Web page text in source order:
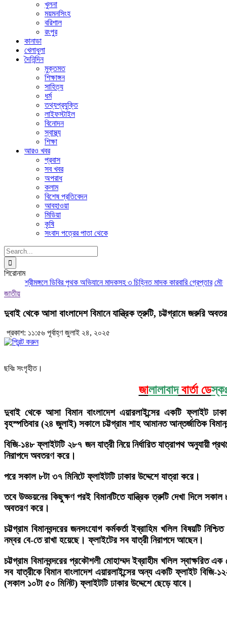
খুলনা
ময়মনসিংহ
বরিশাল
রংপুর
কানাডা
খেলাধুলা
দৈনিন্দিন
মুক্তমত
শিক্ষাঙ্গন
সাহিত্য
ধর্ম
তথ্যপ্রযুক্তি
লাইফস্টাইল
বিনোদন
স্বাস্থ্য
শিক্ষা
আরও খবর
প্রবাস
সব খবর
অপরাধ
কলাম
বিশেষ প্রতিবেদন
আবহাওয়া
মিডিয়া
কৃষি
সংবাদ পত্রের পাতা থেকে
Search
for:
শিরোনাম
শ্রীমঙ্গলে ডিবির পৃথক অভিযানে মাদকসহ ৩ চিহ্নিত মাদক কারবারি গ্রেপ্তার
জাতীয়
দুবাই থেকে আসা বাংলাদেশ বিমানে যান্ত্রিক ত্রুটি, চট্টগ্রামে জরুরি
প্রকাশ: ১১:৫৬ পূর্বাহ্ণ জুলাই ২৪, ২০২৫
ছবিঃ সংগৃহীত।
জালালাবাদবার্তা ডেস্কঃ
দুবাই থেকে আসা বিমান বাংলাদেশ এয়ারলাইন্সের একটি ফ্লাইট
বৃহস্পতিবার (২৪ জুলাই) সকালে চট্টগ্রাম শাহ আমানত আন্তর্জাতিক
বিজি-১৪৮ ফ্লাইটটি ২৮৭ জন যাত্রী নিয়ে নির্ধারিত যাত্রাপথ অনুযায়ী
নিরাপদে অবতরণ করে।
পরে সকাল ৮টা ৩৭ মিনিটে ফ্লাইটটি ঢাকার উদ্দেশে যাত্রা করে।
তবে উড্ডয়নের কিছুক্ষণ পরই বিমানটিতে যান্ত্রিক ত্রুটি দেখা দিলে সকাল
অবতরণ করে।
চট্টগ্রাম বিমানবন্দরের জনসংযোগ কর্মকর্তা ইব্রাহিম খলিল বিষয়টি
নম্বর বে-তে রাখা হয়েছে। ফ্লাইটের সব যাত্রী নিরাপদে আছেন।
চট্টগ্রাম বিমানবন্দরের প্রকৌশলী মোহাম্মদ ইব্রাহীম খলিল স্বাক্ষরিত
সব যাত্রীকে বিমান বাংলাদেশ এয়ারলাইন্সের অন্য একটি ফ্লাইট
(সকাল ১০টা ৫০ মিনিট) ফ্লাইটটি ঢাকার উদ্দেশে ছেড়ে যাবে।